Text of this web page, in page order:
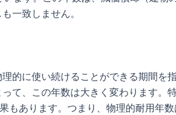
一致しません。
的に使い続けることができる期間を
て、この年数は大きく変わります。
あります。つまり、物理的耐用年